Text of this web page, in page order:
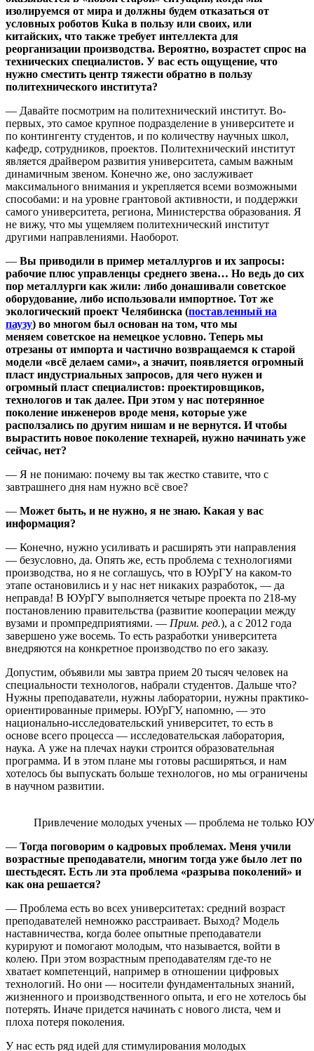
изолируемся от мира и должны будем отказаться от
условных роботов Kuka в пользу или своих, или
китайских, что также требует интеллекта для
реорганизации производства. Вероятно, возрастет спрос на
технических специалистов. У вас есть ощущение, что
нужно сместить центр тяжести обратно в пользу
политехнического института?
— Давайте посмотрим на политехнический институт. Во-
первых, это самое крупное подразделение в университете и
по контингенту студентов, и по количеству научных школ,
кафедр, сотрудников, проектов. Политехнический институт
является драйвером развития университета, самым важным
динамичным звеном. Конечно же, оно заслуживает
максимального внимания и укрепляется всеми возможными
способами: и на уровне грантовой активности, и поддержки
самого университета, региона, Министерства образования. Я
не вижу, что мы ущемляем политехнический институт
другими направлениями. Наоборот.
— Вы приводили в пример металлургов и их запросы:
рабочие плюс управленцы среднего звена… Но ведь до сих
пор металлурги как жили: либо донашивали советское
оборудование, либо использовали импортное. Тот же
экологический проект Челябинска (поставленный на
паузу) во многом был основан на том, что мы
меняем советское на немецкое условно. Теперь мы
отрезаны от импорта и частично возвращаемся к старой
модели «всё делаем сами», а значит, появляется огромный
пласт индустриальных запросов, для чего нужен и
огромный пласт специалистов: проектировщиков,
технологов и так далее. При этом у нас потерянное
поколение инженеров вроде меня, которые уже
расползались по другим нишам и не вернутся. И чтобы
вырастить новое поколение технарей, нужно начинать уже
сейчас, нет?
— Я не понимаю: почему вы так жестко ставите, что с
завтрашнего дня нам нужно всё свое?
— Может быть, и не нужно, я не знаю. Какая у вас
информация?
— Конечно, нужно усиливать и расширять эти направления
— безусловно, да. Опять же, есть проблема с технологиями
производства, но я не соглашусь, что в ЮУрГУ на каком-то
этапе остановились и у нас нет никаких разработок, — да
неправда! В ЮУрГУ выполняется четыре проекта по 218-му
постановлению правительства (развитие кооперации между
вузами и промпредприятиями. — Прим. ред.), а с 2012 года
завершено уже восемь. То есть разработки университета
внедряются на конкретное производство по его заказу.
Допустим, объявили мы завтра прием 20 тысяч человек на
специальности технологов, набрали студентов. Дальше что?
Нужны преподаватели, нужны лаборатории, нужны практико-
ориентированные примеры. ЮУрГУ, напомню, — это
национально-исследовательский университет, то есть в
основе всего процесса — исследовательская лаборатория,
наука. А уже на плечах науки строится образовательная
программа. И в этом плане мы готовы расширяться, и нам
хотелось бы выпускать больше технологов, но мы ограничены
в научном развитии.
Привлечение молодых ученых — проблема не только
— Тогда поговорим о кадровых проблемах. Меня учили
возрастные преподаватели, многим тогда уже было лет по
шестьдесят. Есть ли эта проблема «разрыва поколений» и
как она решается?
— Проблема есть во всех университетах: средний возраст
преподавателей немножко расстраивает. Выход? Модель
наставничества, когда более опытные преподаватели
курируют и помогают молодым, что называется, войти в
колею. При этом возрастным преподавателям где-то не
хватает компетенций, например в отношении цифровых
технологий. Но они — носители фундаментальных знаний,
жизненного и производственного опыта, и его не хотелось бы
потерять. Иначе придется начинать с нового листа, чем и
плоха потеря поколения.
У нас есть ряд идей для стимулирования молодых